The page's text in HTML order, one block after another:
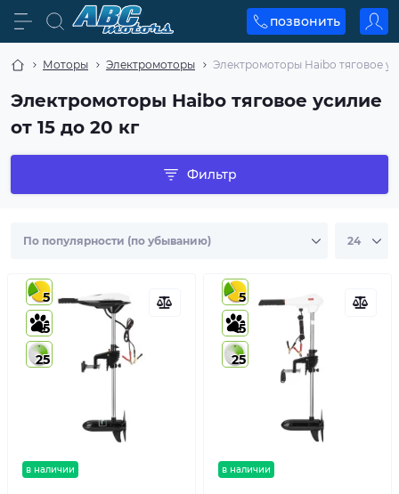
позвонить
Моторы Электромоторы Электромоторы Haibo тяговое
Электромоторы Haibo тяговое усилие
от 15 до 20 кг
Фильтр
в наличии
5
5
25
в наличии
5
5
25